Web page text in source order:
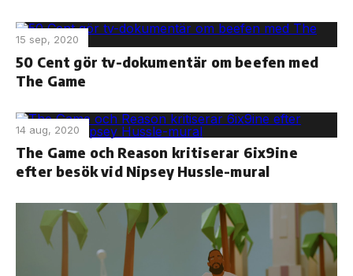
15 sep, 2020
50 Cent gör tv-dokumentär om beefen med
The Game
14 aug, 2020
The Game och Reason kritiserar 6ix9ine
efter besök vid Nipsey Hussle-mural